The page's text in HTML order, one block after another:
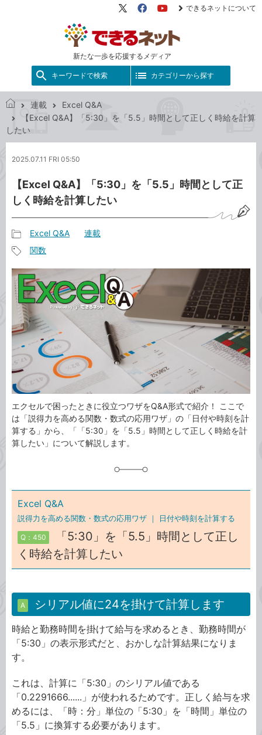
新たな一歩を応援するメディア
X（旧
FacebookYouTube
できるネットについて
キーワードで検索 カテゴリーから探す
き
ッ
連載
Excel Q&A
【Excel Q&A】「5:30」を「5.5」時間として正しく時給を計算
したい
2025.07.11 FRI 05:50
【Excel Q&A】「5:30」を「5.5」時間として正
しく時給を計算したい
事
カ
テ
ゴ
リ
Excel Q&A 連載
事
タ
グ
関数
エクセルで困ったときに役立つワザをQ&A形式で紹介！ ここで
は「説得力を高める関数・数式の応用ワザ」の「日付や時刻を計
算する」から、「「5:30」を「5.5」時間として正しく時給を計
算したい」について解説します。
Excel Q&A
説得力を高める関数・数式の応用ワザ ｜ 日付や時刻を計算する
Q：450
「5:30」を「5.5」時間として正し
く時給を計算したい
A シリアル値に24を掛けて計算します
時給と勤務時間を掛けて給与を求めるとき、勤務時間が
「5:30」の表示形式だと、おかしな計算結果になりま
す。
これは、計算に「5:30」のシリアル値である
「0.2291666......」が使われるためです。正しく給与を求
めるには、「時：分」単位の「5:30」を「時間」単位の
「5.5」に換算する必要があります。